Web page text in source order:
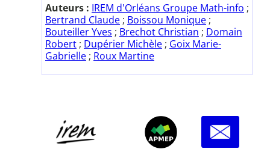
Auteurs : IREM d'Orléans Groupe Math-info ;
Bertrand Claude ; Boissou Monique ;
Bouteiller Yves ; Brechot Christian ; Domain
Robert ; Dupérier Michèle ; Goix Marie-
Gabrielle ; Roux Martine